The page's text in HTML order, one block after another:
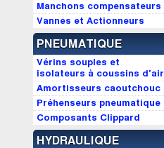
Manchons compensateurs
Vannes et Actionneurs
PNEUMATIQUE
Vérins souples et
isolateurs à coussins d'air
Amortisseurs caoutchouc
Préhenseurs pneumatique
Composants Clippard
HYDRAULIQUE